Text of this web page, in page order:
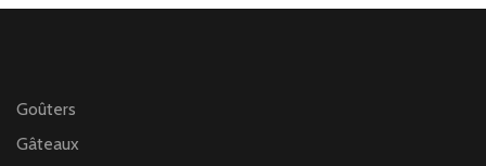
Goûters
Gâteaux